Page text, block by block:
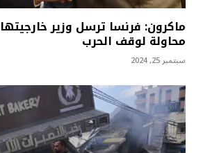
ماكرون: فرنسا ترسل وزير
محاولة لوقف الحرب
سبتمبر 25, 2024